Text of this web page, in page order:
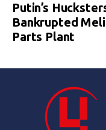
Putin’s
Bankrupted
Parts Plant